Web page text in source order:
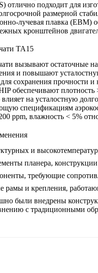
отлично подходит для
размерной
лучевая плавка (EBM)
кронштейнов
TA15
вызывают остаточные
и повышают
сохранения прочности
обеспечивают плотность
на усталостную
спецификациям
ppm, влажность < 5%
и
планера,
требующие
рамы и крепления,
были внедрены
с традиционными